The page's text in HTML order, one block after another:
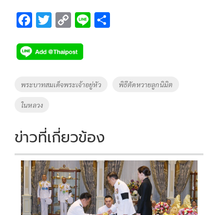
F
e
b
o
k
T
tt
er
C
p
y
Li
Li
Tags
พระบาทสมเด็จพระเจ้าอยู่หัว พิธีตัดหวายลูกนิมิต
ในหลวง
ข่าวที่เกี่ยวข้อง